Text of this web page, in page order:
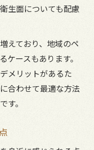
生面についても配慮
えており、地域のペ
ケースもあります。
メリットがあるた
合わせて最適な方法
す。